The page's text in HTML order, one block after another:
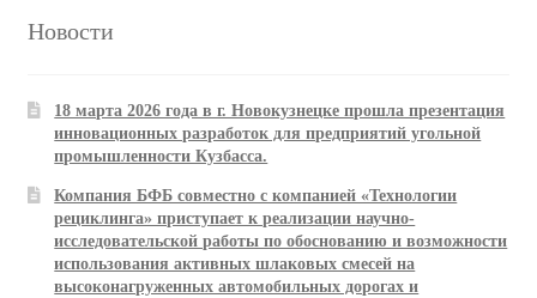
Новости
18 марта 2026 года в г. Новокузнецке прошла презентация
инновационных разработок для предприятий угольной
промышленности Кузбасса.
Компания БФБ совместно с компанией «Технологии
рециклинга» приступает к реализации научно-
исследовательской работы по обоснованию и возможности
использования активных шлаковых смесей на
высоконагруженных автомобильных дорогах и